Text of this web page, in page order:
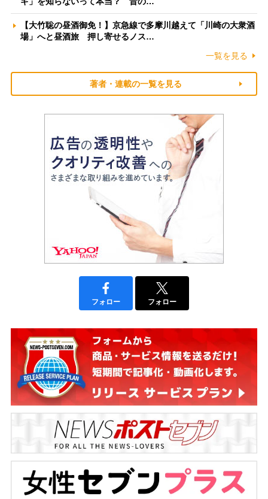
【大竹聡の昼酒御免！】京急線で多摩川越えて「川崎の大衆酒
場」へと昼酒旅 押し寄せるノス…
一覧を見る
著者・連載の一覧を見る
フォロー フォロー